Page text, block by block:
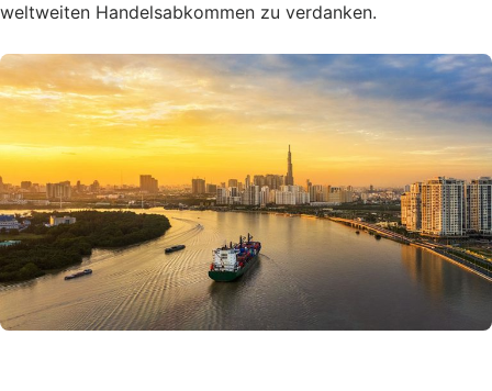
weltweiten Handelsabkommen zu verdanken.